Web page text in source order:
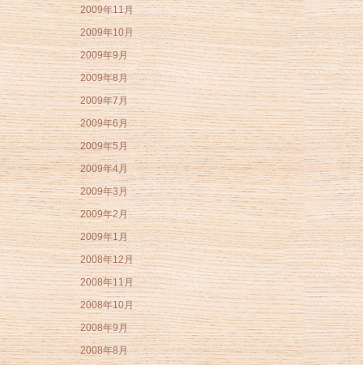
2009年11月
2009年10月
2009年9月
2009年8月
2009年7月
2009年6月
2009年5月
2009年4月
2009年3月
2009年2月
2009年1月
2008年12月
2008年11月
2008年10月
2008年9月
2008年8月